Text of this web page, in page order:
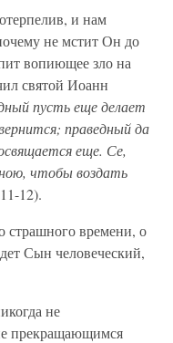
и нам
не мстит Он до
вопиющее зло на
святой Иоанн
пусть еще делает
праведный да
еще. Се,
чтобы воздать
12).
страшного времени, о
Сын человеческий,
не
прекращающимся